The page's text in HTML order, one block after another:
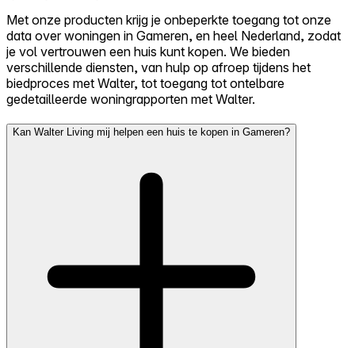
Met onze producten krijg je onbeperkte toegang tot onze
data over woningen in Gameren, en heel Nederland, zodat
je vol vertrouwen een huis kunt kopen. We bieden
verschillende diensten, van hulp op afroep tijdens het
biedproces met Walter, tot toegang tot ontelbare
gedetailleerde woningrapporten met Walter.
Kan Walter Living mij helpen een huis te kopen in Gameren?